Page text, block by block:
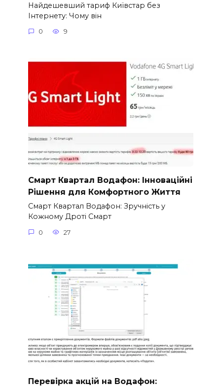
Найдешевший тариф Київстар без
Інтернету: Чому він
0 9
Смарт Квартал Водафон: Інноваційні
Рішення для Комфортного Життя
Смарт Квартал Водафон: Зручність у
Кожному Дроті Смарт
0 27
Перевірка акцій на Водафон: